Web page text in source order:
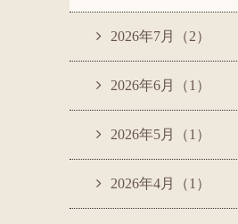
2026年7月（2）
2026年6月（1）
2026年5月（1）
2026年4月（1）